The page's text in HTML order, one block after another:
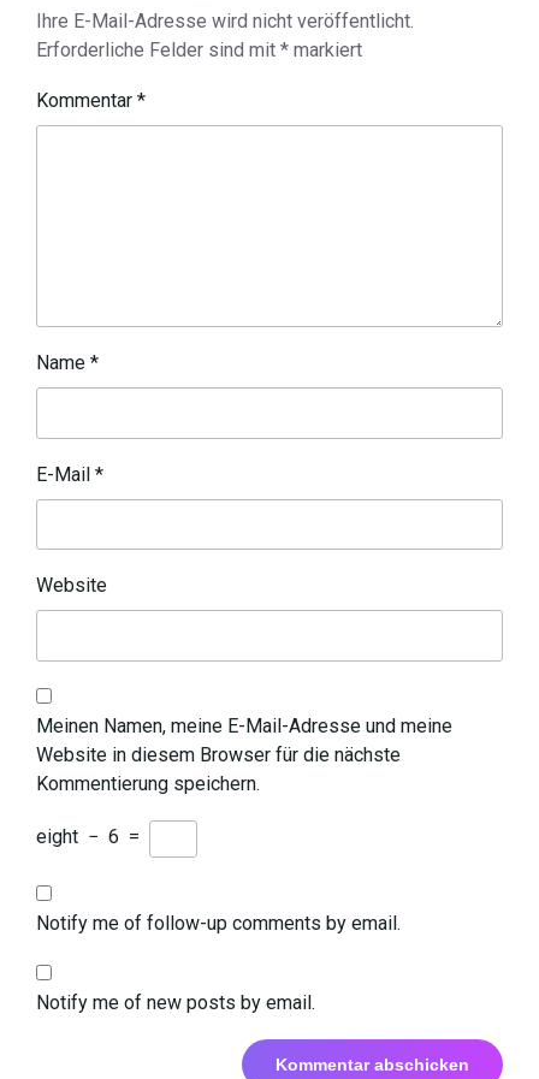
Ihre E-Mail-Adresse wird nicht veröffentlicht.
Erforderliche Felder sind mit * markiert
Kommentar *
Name *
E-Mail *
Website
Meinen Namen, meine E-Mail-Adresse und meine
Website in diesem Browser für die nächste
Kommentierung speichern.
eight − 6 =
Notify me of follow-up comments by email.
Notify me of new posts by email.